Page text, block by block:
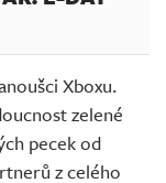
Xboxu.
zelené
pecek od
z celého